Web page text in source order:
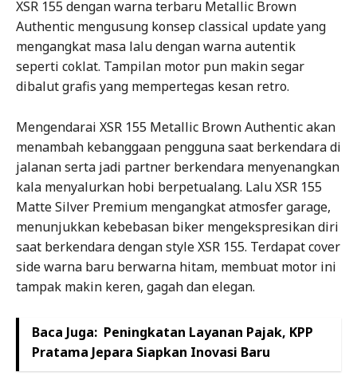
XSR 155 dengan warna terbaru Metallic Brown
Authentic mengusung konsep classical update yang
mengangkat masa lalu dengan warna autentik
seperti coklat. Tampilan motor pun makin segar
dibalut grafis yang mempertegas kesan retro.
Mengendarai XSR 155 Metallic Brown Authentic akan
menambah kebanggaan pengguna saat berkendara di
jalanan serta jadi partner berkendara menyenangkan
kala menyalurkan hobi berpetualang. Lalu XSR 155
Matte Silver Premium mengangkat atmosfer garage,
menunjukkan kebebasan biker mengekspresikan diri
saat berkendara dengan style XSR 155. Terdapat cover
side warna baru berwarna hitam, membuat motor ini
tampak makin keren, gagah dan elegan.
Baca Juga: Peningkatan Layanan Pajak, KPP
Pratama Jepara Siapkan Inovasi Baru